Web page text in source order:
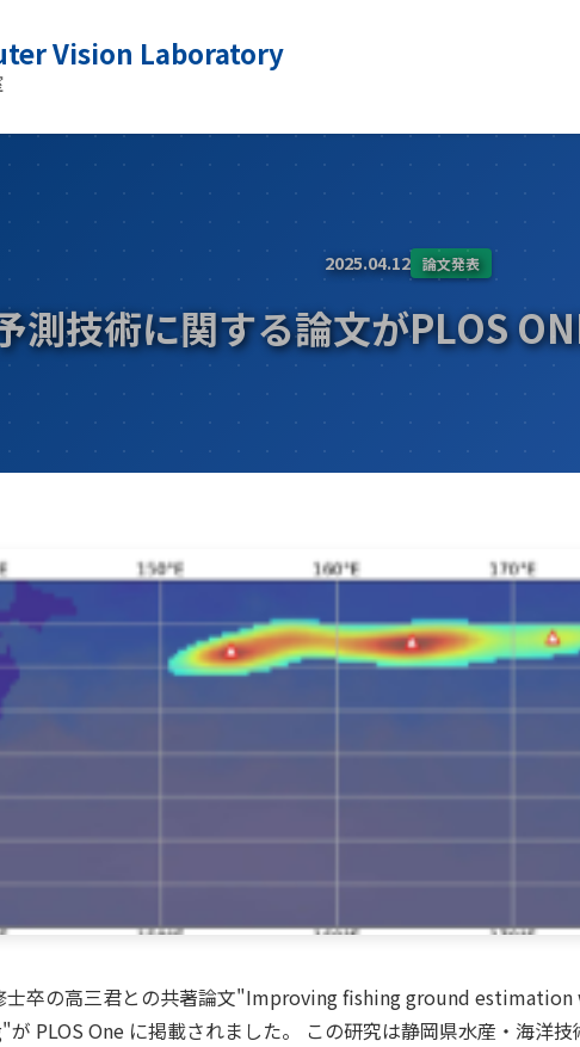
Vision Laboratory
2025.04.12 論文発表
測技術に関する論文がPLOS
士卒の高三君との共著論文"Improving fishing ground
PLOS One に掲載されました。 この研究は静岡県水産・海洋技